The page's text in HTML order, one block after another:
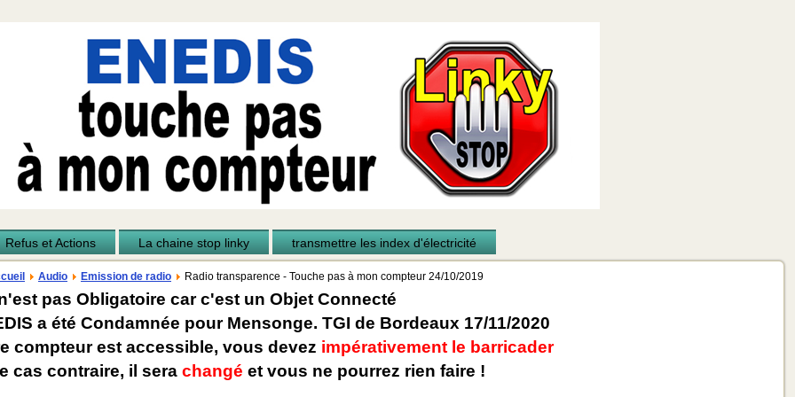
Refus et Actions La chaine stop linky transmettre les index d'électricité
Audio Emission de radio Radio transparence - Touche pas à mon compteur 24/10/2019
pas Obligatoire car c'est un Objet Connecté
a été Condamnée pour Mensonge. TGI de Bordeaux 17/11/2020
compteur est accessible, vous devez impérativement le barricader
cas contraire, il sera changé et vous ne pourrez rien faire !